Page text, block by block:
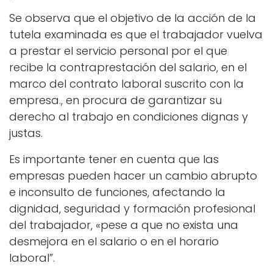
Se observa que el objetivo de la acción de la
tutela examinada es que el trabajador vuelva
a prestar el servicio personal por el que
recibe la contraprestación del salario, en el
marco del contrato laboral suscrito con la
empresa., en procura de garantizar su
derecho al trabajo en condiciones dignas y
justas.
Es importante tener en cuenta que las
empresas pueden hacer un cambio abrupto
e inconsulto de funciones, afectando la
dignidad, seguridad y formación profesional
del trabajador, «pese a que no exista una
desmejora en el salario o en el horario
laboral”.